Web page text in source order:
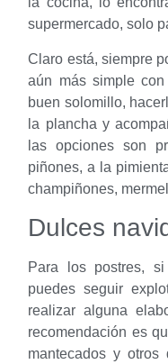
supermercado, solo
Claro está, siempre
aún más simple
buen solomillo,
la plancha y
las opciones son
piñones, a la
champiñones,
Dulces
Para los postres,
puedes seguir
realizar alguna
recomendación es
mantecados y